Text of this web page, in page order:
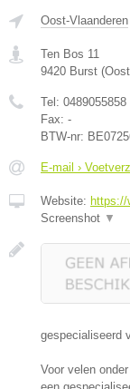
Oost-Vlaanderen
Ten Bos 11
9420 Burst (
Tel: 0489055858
Fax: -
BTW-nr:
E-mail ›
Website: https://
Screenshot ▼
gespecialiseerd
Voor velen